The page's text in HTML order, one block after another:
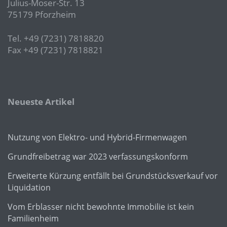
Julius-Moser-Str. 13
75179 Pforzheim
Tel. +49 (7231) 7818820
Fax +49 (7231) 7818821
Neueste Artikel
Nutzung von Elektro- und Hybrid-Firmenwagen
Grundfreibetrag war 2023 verfassungskonform
Erweiterte Kürzung entfällt bei Grundstücksverkauf vor
Liquidation
Vom Erblasser nicht bewohnte Immobilie ist kein
Familienheim